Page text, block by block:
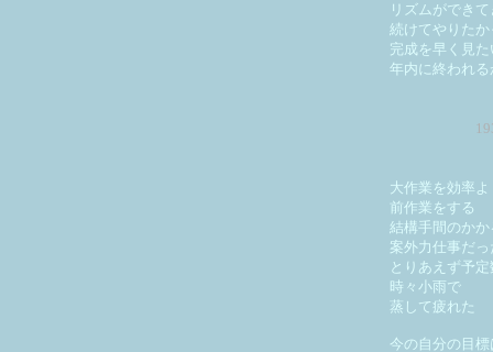
リズムができ
続けてやりたか
完成を早く見た
年内に終われる
大作業を効率
前作業をする
結構手間のかか
案外力仕事だっ
とりあえず予
時々小雨で
蒸して疲れた
今の自分の目標